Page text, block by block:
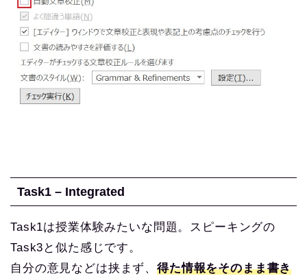
Task1 – Integrated
Task1は授業体験みたいな問題。スピーキングの
Task3と似た感じです。
自分の意見などは挟まず、得た情報をそのまま書き